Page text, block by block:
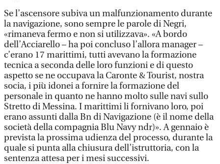
Se l’ascensore subiva un malfunzionamento durante
la navigazione, sono sempre le parole di Negri,
«rimaneva fermo e non si utilizzava». «A bordo
dell’Acciarello – ha poi concluso l’allora manager –
c’erano 17 marittimi, tutti avevano la formazione
tecnica a seconda delle loro funzioni e di questo
aspetto se ne occupava la Caronte & Tourist, nostra
socia, i più idonei a fornire la formazione del
personale in quanto ne hanno molto sulle navi sullo
Stretto di Messina. I marittimi li fornivano loro, poi
erano assunti dalla Bn di Navigazione (è il nome della
società della compagnia Blu Navy ndr)». A gennaio è
prevista la prossima udienza del processo, durante la
quale si punta alla chiusura dell’istruttoria, con la
sentenza attesa per i mesi successivi.